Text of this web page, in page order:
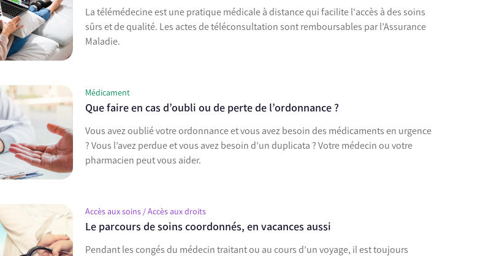
La télémédecine est une pratique médicale à distance qui facilite l'accès à des soins
sûrs et de qualité. Les actes de téléconsultation sont remboursables par l’Assurance
Maladie.
Médicament
Que faire en cas d’oubli ou de perte de l’ordonnance ?
Vous avez oublié votre ordonnance et vous avez besoin des médicaments en urgence
? Vous l’avez perdue et vous avez besoin d’un duplicata ? Votre médecin ou votre
pharmacien peut vous aider.
Accès aux soins / Accès aux droits
Le parcours de soins coordonnés, en vacances aussi
Pendant les congés du médecin traitant ou au cours d’un voyage, il est toujours